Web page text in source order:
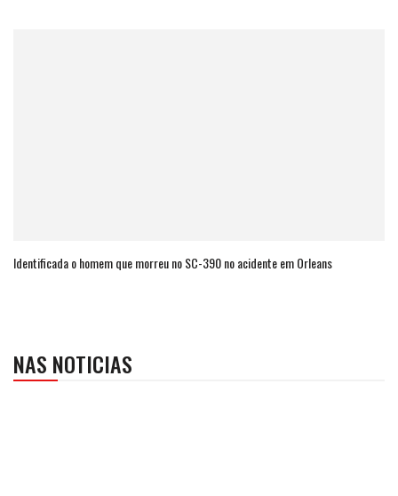
Identificada o homem que morreu no SC-390 no acidente em Orleans
NAS NOTICIAS